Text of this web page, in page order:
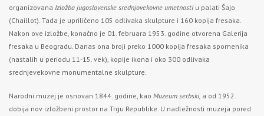
organizovana Izložba jugoslovenske srednjovekovne umetnostiu palati Šajo
(Chaillot). Tada je upriličeno 105 odlivaka skulpture i 160 kopija fresaka.
Nakon ove izložbe, konačno je 01. februara 1953. godine otvorena Galerija
fresaka u Beogradu. Danas ona broji preko 1000 kopija fresaka spomenika
(nastalih u periodu 11-15. vek), kopije ikona i oko 300 odlivaka
srednjevekovne monumentalne skulpture.
Narodni muzej je osnovan 1844. godine, kao Muzeum serbski, a od 1952.
dobija nov izložbeni prostor na Trgu Republike. U nadležnosti muzeja pored